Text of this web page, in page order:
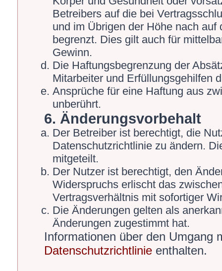
Betreibers auf die bei
und im Übrigen der Höhe nach
begrenzt. Dies gilt auch für
Gewinn.
Die Haftungsbegrenzung der
Mitarbeiter und Erfüllungsgehilfen
Ansprüche für eine Haftung aus
unberührt.
6. Änderungsvorbehalt
Der Betreiber ist berechtigt, die
Datenschutzrichtlinie zu ändern.
mitgeteilt.
Der Nutzer ist berechtigt, den
Widerspruchs erlischt das
Vertragsverhältnis mit sofortiger
Die Änderungen gelten als
Änderungen zugestimmt hat.
Informationen über den Umgang
Datenschutzrichtlinie enthalten.